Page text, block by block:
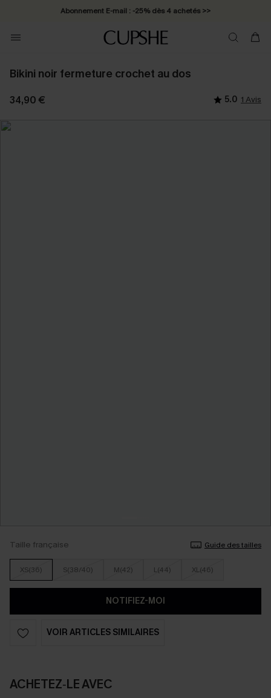
Abonnement E-mail : -25% dès 4 achetés >>
Bikini noir fermeture crochet au dos
34,90 € 5.0 1 Avis
Taille française Guide des tailles
XS(36) S(38/40) M(42) L(44) XL(46)
NOTIFIEZ-MOI
VOIR ARTICLES SIMILAIRES
ACHETEZ‑LE AVEC